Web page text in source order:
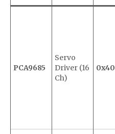
PCA9685
Servo
Driver (16
Ch)
0x40